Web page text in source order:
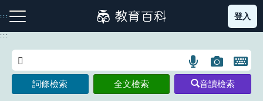
到
主
:::
注音索引圖示 筆畫索引圖示 部首索引表圖示
登入
:::
語
言
搜
圖
片
搜
開
鍵
詞條檢索 全文檢索 音讀檢索